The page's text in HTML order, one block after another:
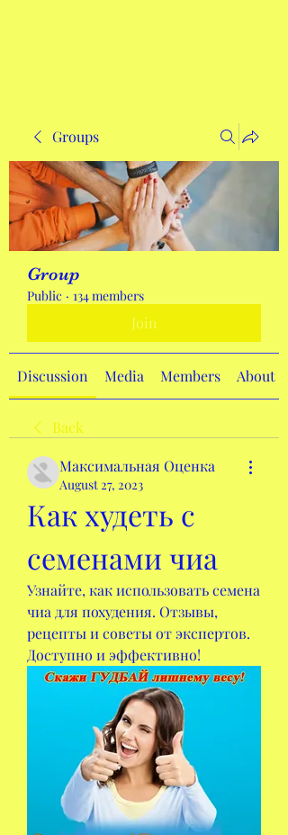
Groups
Group
Public · 134 members
Join
Discussion Media Members About
Back
Максимальная Оценка
August 27, 2023
Как худеть с
семенами чиа
Узнайте, как использовать семена
чиа для похудения. Отзывы,
рецепты и советы от экспертов.
Доступно и эффективно!